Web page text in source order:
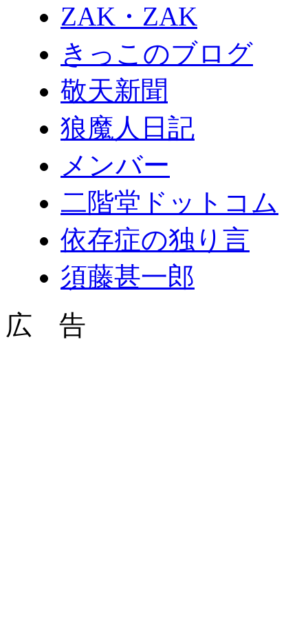
ZAK・ZAK
きっこのブログ
敬天新聞
狼魔人日記
メンバー
二階堂ドットコム
依存症の独り言
須藤甚一郎
広 告